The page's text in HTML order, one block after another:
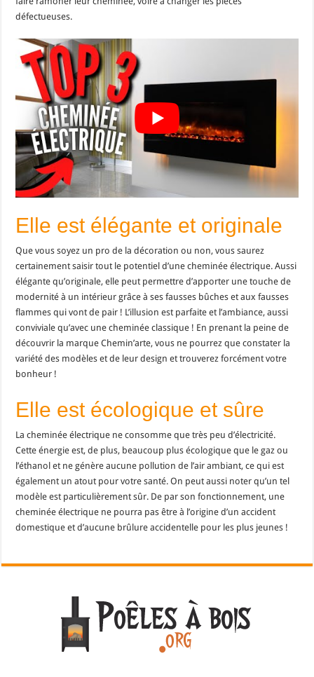
défectueuses.
Elle est élégante et originale
Que vous soyez un pro de la décoration ou non, vous saurez
certainement saisir tout le potentiel d’une cheminée électrique. Aussi
élégante qu’originale, elle peut permettre d’apporter une touche de
modernité à un intérieur grâce à ses fausses bûches et aux fausses
flammes qui vont de pair ! L’illusion est parfaite et l’ambiance, aussi
conviviale qu’avec une cheminée classique ! En prenant la peine de
découvrir la marque Chemin’arte, vous ne pourrez que constater la
variété des modèles et de leur design et trouverez forcément votre
bonheur !
Elle est écologique et sûre
La cheminée électrique ne consomme que très peu d’électricité.
Cette énergie est, de plus, beaucoup plus écologique que le gaz ou
l’éthanol et ne génère aucune pollution de l’air ambiant, ce qui est
également un atout pour votre santé. On peut aussi noter qu’un tel
modèle est particulièrement sûr. De par son fonctionnement, une
cheminée électrique ne pourra pas être à l’origine d’un accident
domestique et d’aucune brûlure accidentelle pour les plus jeunes !